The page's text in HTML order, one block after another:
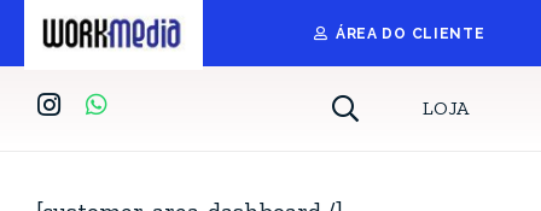
ÁREA DO CLIENTE
LOJA